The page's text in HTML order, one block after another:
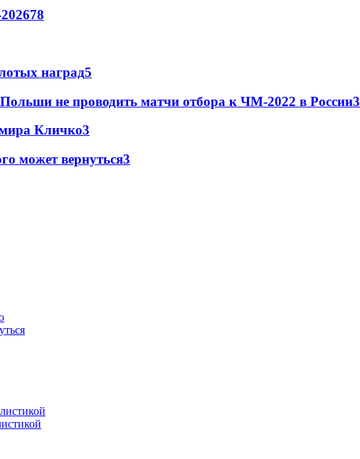
78
наград5
не проводить матчи отбора к ЧМ-2022 в России3
Кличко3
может вернуться3